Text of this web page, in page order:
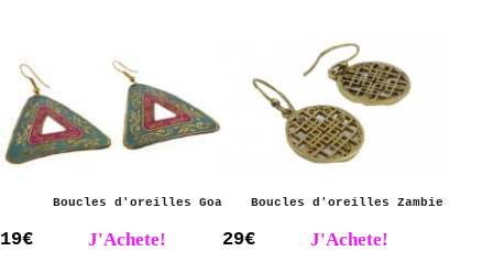
Boucles d'oreilles Goa
19€ J'Achete!
Boucles d'oreilles Zambie
29€ J'Achete!